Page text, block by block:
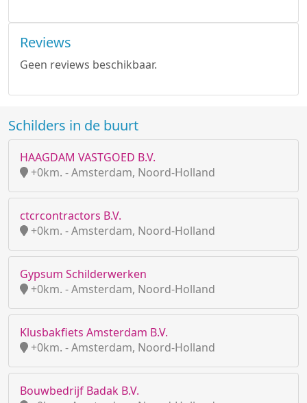
Reviews
Geen reviews beschikbaar.
Schilders in de buurt
HAAGDAM VASTGOED B.V.
+0km. - Amsterdam, Noord-Holland
ctcrcontractors B.V.
+0km. - Amsterdam, Noord-Holland
Gypsum Schilderwerken
+0km. - Amsterdam, Noord-Holland
Klusbakfiets Amsterdam B.V.
+0km. - Amsterdam, Noord-Holland
Bouwbedrijf Badak B.V.